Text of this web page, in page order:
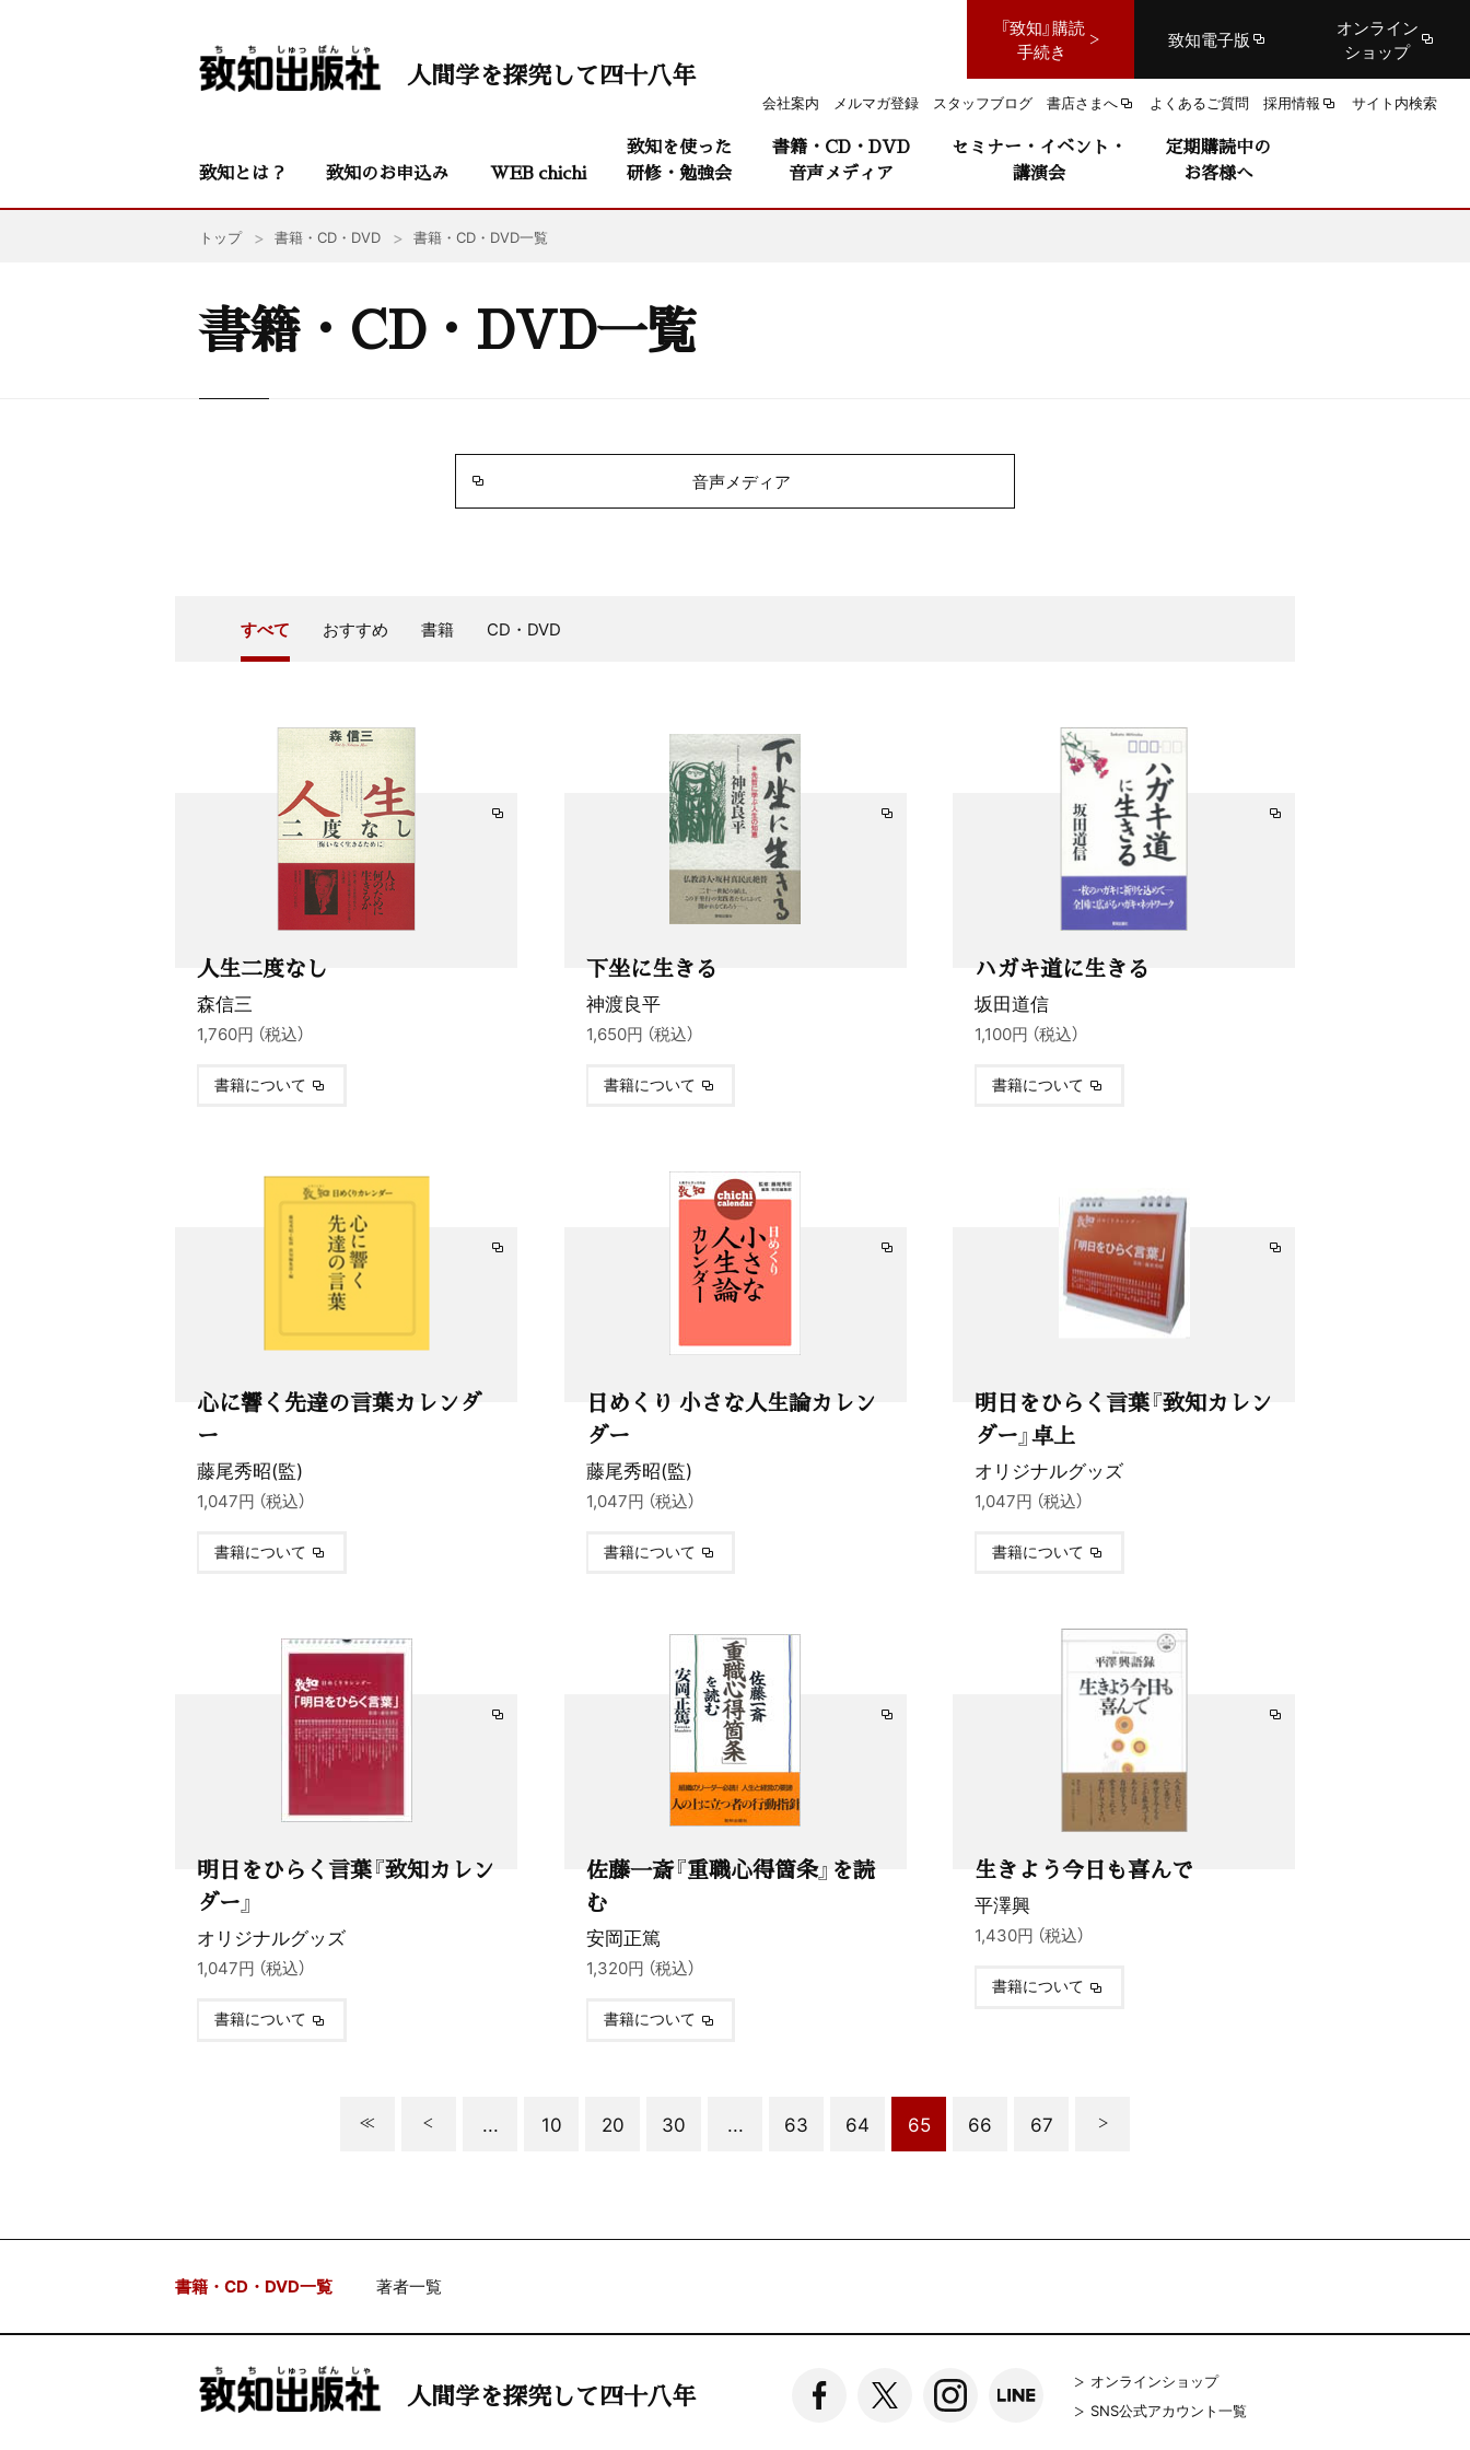
『致知』購読
手続き
致知電子版
オンライン
ショップ
会社案内 メルマガ登録 スタッフブログ 書店さまへ よくあるご質問 採用情報 サイト内検索
人間学を探究して四十八年
致知とは？ 致知のお申込み WEB chichi
致知を使った
研修・勉強会
書籍・CD・DVD
音声メディア
セミナー・イベント・
講演会
定期購読中の
お客様へ
トップ 書籍・CD・DVD 書籍・CD・DVD一覧
書籍・CD・DVD一覧
音声メディア
すべて おすすめ 書籍 CD・DVD
人生二度なし
森信三
1,760円 （税込）
書籍について
下坐に生きる
神渡良平
1,650円 （税込）
書籍について
ハガキ道に生きる
坂田道信
1,100円 （税込）
書籍について
心に響く先達の言葉カレンダ
ー
藤尾秀昭(監)
1,047円 （税込）
書籍について
日めくり 小さな人生論カレン
ダー
藤尾秀昭(監)
1,047円 （税込）
書籍について
明日をひらく言葉『致知カレン
ダー』卓上
オリジナルグッズ
1,047円 （税込）
書籍について
明日をひらく言葉『致知カレン
ダー』
オリジナルグッズ
1,047円 （税込）
書籍について
佐藤一斎『重職心得箇条』を読
む
安岡正篤
1,320円 （税込）
書籍について
生きよう今日も喜んで
平澤興
1,430円 （税込）
書籍について
... 10 20 30 ... 63 64 65 66 67
書籍・CD・DVD一覧 著者一覧
人間学を探究して四十八年
オンラインショップ
SNS公式アカウント一覧